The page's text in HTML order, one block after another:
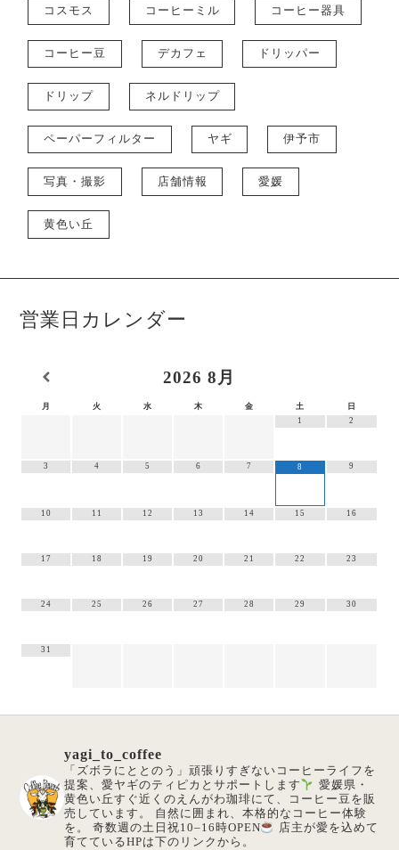
コスモス コーヒーミル コーヒー器具
コーヒー豆 デカフェ ドリッパー
ドリップ ネルドリップ
ペーパーフィルター ヤギ 伊予市
写真・撮影 店舗情報 愛媛
黄色い丘
営業日カレンダー
2026 8月
月 火 水 木 金 土
日
1
2
3 4 5 6 7 8 9
10 11 12 13 14 15 16
17 18 19 20 21 22 23
24 25 26 27 28 29 30
31
yagi_to_coffee
「ズボラにととのう」頑張りすぎないコーヒーライフを
提案、愛ヤギのティピカとサポートします
愛媛県・
黄色い丘すぐ近くのえんがわ珈琲にて、コーヒー豆を販
売しています。
自然に囲まれ、本格的なコーヒー体験
を。
奇数週の土日祝10–16時OPEN
店主が愛を込めて
育てているHPは下のリンクから。